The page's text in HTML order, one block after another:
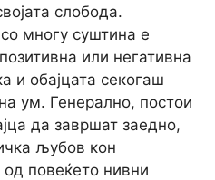
слобода.
многу суштина е
или негативна
и обајцата секогаш
ум. Генерално, постои
да завршат заедно,
љубов кон
повеќето нивни